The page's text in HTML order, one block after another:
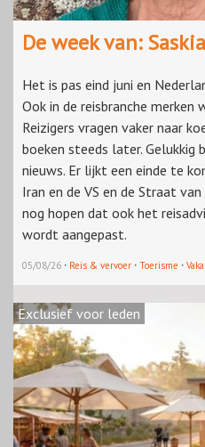
De week van:
Het is pas eind juni en
Ook in de reisbranche
Reizigers vragen vaker naar
boeken steeds later.
nieuws. Er lijkt een einde te
Iran en de VS en de Straat
nog hopen dat ook het
wordt aangepast.
05/08/26 · Reis & vervoer · Toerisme ·
Exclusief voor leden